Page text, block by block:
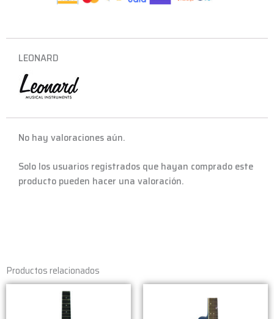
LEONARD
No hay valoraciones aún.
Solo los usuarios registrados que hayan comprado este
producto pueden hacer una valoración.
Productos relacionados